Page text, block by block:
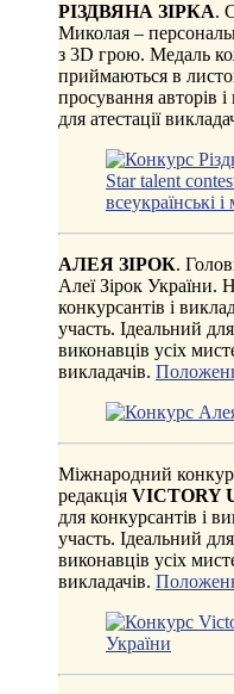
РІЗДВЯНА ЗІРКА.
Миколая –
з 3D грою. Медаль
приймаються в
просування авторів
для атестації
АЛЕЯ ЗІРОК.
Алеї Зірок України.
конкурсантів і
участь. Ідеальний
виконавців усіх
викладачів.
Міжнародний
редакція VICTORY
для конкурсантів і
участь. Ідеальний
виконавців усіх
викладачів.